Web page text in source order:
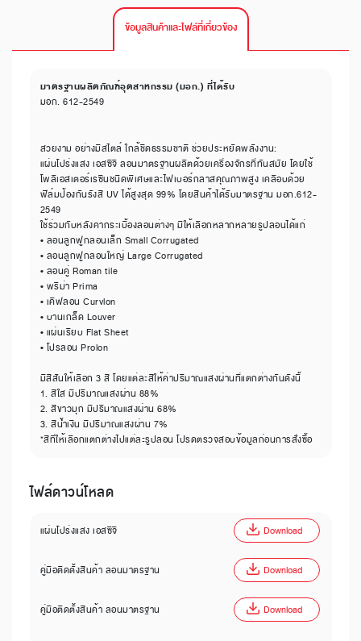
ข้อมูลสินค้าและไฟล์ที่เกี่ยวข้อง
มาตรฐานผลิตภัณฑ์อุตสาหกรรม (มอก.) ที่ได้รับ
มอก. 612-2549
สวยงาม อย่างมีสไตล์ ใกล้ชิดธรรมชาติ ช่วยประหยัดพลังงาน:
แผ่นโปร่งแสง เอสซีจี ลอนมาตรฐานผลิตด้วยเครื่องจักรที่ทันสมัย โดยใช้
โพลีเอสเตอร์เรซินชนิดพิเศษและไฟเบอร์กลาสคุณภาพสูง เคลือบด้วย
ฟิล์มป้องกันรังสี UV ได้สูงสุด 99% โดยสินค้าได้รับมาตรฐาน มอก.612-
2549
ใช้ร่วมกับหลังคากระเบื้องลอนต่างๆ มีให้เลือกหลากหลายรูปลอนได้แก่
• ลอนลูกฟูกลอนเล็ก Small Corrugated
• ลอนลูกฟูกลอนใหญ่ Large Corrugated
• ลอนคู่ Roman tile
• พรีม่า Prima
• เคิฟลอน Curvlon
• บานเกล็ด Louver
• แผ่นเรียบ Flat Sheet
• โปรลอน Prolon
มีสีสันให้เลือก 3 สี โดยแต่ละสีให้ค่าปริมาณแสงผ่านที่แตกต่างกันดังนี้
1. สีใส มีปริมาณแสงผ่าน 88%
2. สีขาวมุก มีปริมาณแสงผ่าน 68%
3. สีน้ำเงิน มีปริมาณแสงผ่าน 7%
*สีที่ให้เลือกแตกต่างไปแต่ละรูปลอน โปรดตรวจสอบข้อมูลก่อนการสั่งซื้อ
ไฟล์ดาวน์โหลด
แผ่นโปร่งแสง เอสซีจี Download
คู่มือติดตั้งสินค้า ลอนมาตรฐาน Download
คู่มือติดตั้งสินค้า ลอนมาตรฐาน Download